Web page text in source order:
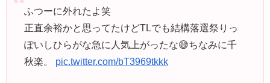
ふつーに外れたよ笑
正直余裕かと思ってたけどTLでも結構落選祭りっ
ぽいしひらがな急に人気上がったな😅ちなみに千
秋楽。 pic.twitter.com/bT3969tkkk